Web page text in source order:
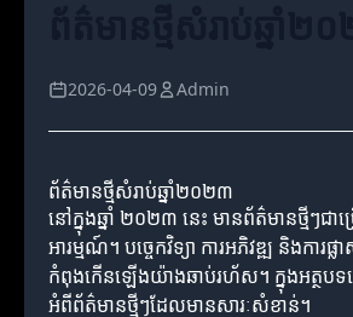
2026-04-09 Admin
ព័ត៌មានថ្មីសំរាប់ឆ្នាំ២០២៣
នៅក្នុងឆ្នាំ ២០២៣ នេះ មានព័ត៌មានថ្មីៗជា
អារម្មណ៍។ បច្ចេកវិទ្យា ការអភិវឌ្ឍ និងការផ្ល
កំពុងកើនឡើងយ៉ាងឆាប់រហ័ស។ ក្នុងអត្ថបទ
អំពីព័ត៌មានថ្មីៗដែលមានសារៈសំខាន់។